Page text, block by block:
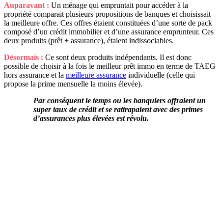
Auparavant : Un ménage qui empruntait pour accéder à la
propriété comparait plusieurs propositions de banques et choisissait
la meilleure offre. Ces offres étaient constituées d’une sorte de pack
composé d’un crédit immobilier et d’une assurance emprunteur. Ces
deux produits (prêt + assurance), étaient indissociables.
Désormais : Ce sont deux produits indépendants. Il est donc
possible de choisir à la fois le meilleur prêt immo en terme de TAEG
hors assurance et la meilleure assurance individuelle (celle qui
propose la prime mensuelle la moins élevée).
Par conséquent le temps ou les banquiers offraient un
super taux de crédit et se rattrapaient avec des primes
d’assurances plus élevées est révolu.